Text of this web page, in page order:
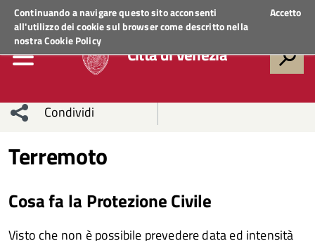
Continuando a navigare questo sito acconsenti
all'utilizzo dei cookie sul browser come descritto nella
nostraCookie Policy
Accetto
Regione VenetoACCEDI AI SERVIZI
Città di Venezia
Condividi
network
Condividi
Facebook
su
Condividi
Terremoto
Cosa fa la Protezione Civile
Visto che non è possibile prevedere data ed intensità